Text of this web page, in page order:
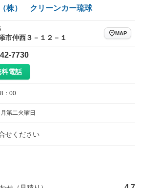
株） クリーンカー琉球
市仲西３－１２－１
MAP
7730
料電話
：00
第二火曜日
せください